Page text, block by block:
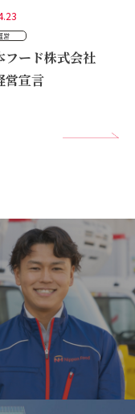
営
フード株式会社
営宣言